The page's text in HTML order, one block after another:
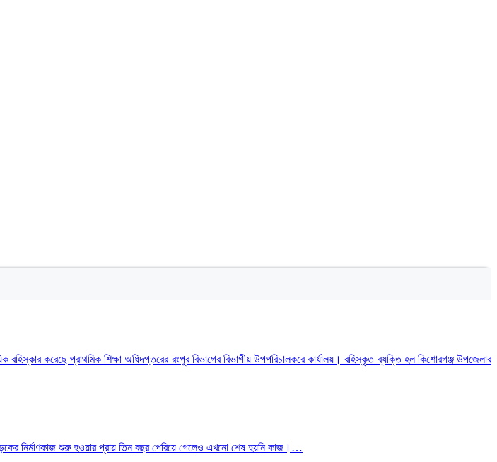
বহিস্কার করেছে প্রাথমিক শিক্ষা অধিদপ্তরের রংপুর বিভাগের বিভাগীয় উপপরিচালকরে কার্যালয়। বহিস্কৃত ব্যক্তি হল কিশোরগঞ্জ উপজেলার
নির্মাণকাজ শুরু হওয়ার প্রায় তিন বছর পেরিয়ে গেলেও এখনো শেষ হয়নি কাজ।…